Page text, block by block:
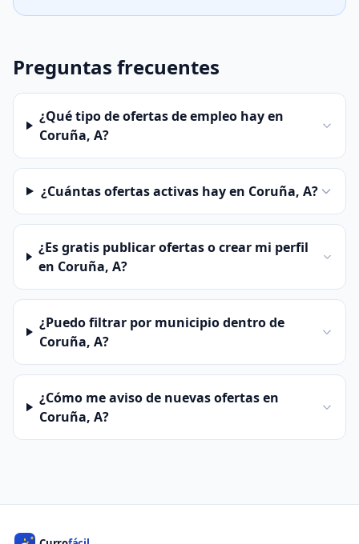
Preguntas frecuentes
¿Qué tipo de ofertas de empleo hay en
Coruña, A?
¿Cuántas ofertas activas hay en Coruña, A?
¿Es gratis publicar ofertas o crear mi perfil
en Coruña, A?
¿Puedo filtrar por municipio dentro de
Coruña, A?
¿Cómo me aviso de nuevas ofertas en
Coruña, A?